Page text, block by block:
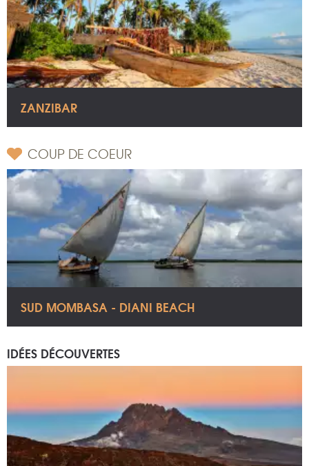
ZANZIBAR
COUP DE COEUR
SUD MOMBASA - DIANI BEACH
IDÉES DÉCOUVERTES